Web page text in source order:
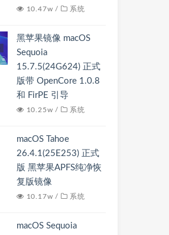
10.47w / 系统
黑苹果镜像 macOS
Sequoia
15.7.5(24G624) 正式
版带 OpenCore 1.0.8
和 FirPE 引导
10.25w / 系统
macOS Tahoe
26.4.1(25E253) 正式
版 黑苹果APFS纯净恢
复版镜像
10.17w / 系统
macOS Sequoia